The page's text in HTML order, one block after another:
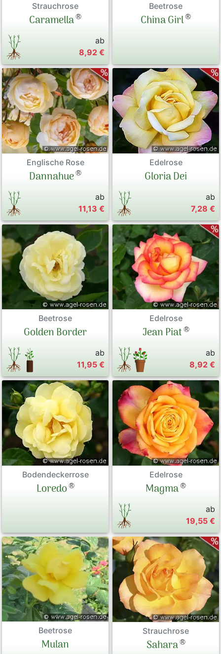
Strauchrose
Caramella®
ab
8,92 €
Beetrose
China Girl®
Englische Rose
Dannahue®
ab
11,13 €
Edelrose
Gloria Dei
ab
7,28 €
Beetrose
Golden Border
ab
11,95 €
Edelrose
Jean Piat®
ab
8,92 €
Bodendeckerrose
Loredo®
Edelrose
Magma®
ab
19,55 €
Beetrose
Mulan
Strauchrose
Sahara®